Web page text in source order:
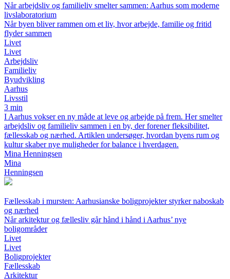
Når arbejdsliv og familieliv smelter sammen: Aarhus som moderne
livslaboratorium
Når byen bliver rammen om et liv, hvor arbejde, familie og fritid
flyder sammen
Livet
Livet
Arbejdsliv
Familieliv
Byudvikling
Aarhus
Livsstil
3 min
I Aarhus vokser en ny måde at leve og arbejde på frem. Her smelter
arbejdsliv og familieliv sammen i en by, der forener fleksibilitet,
fællesskab og nærhed. Artiklen undersøger, hvordan byens rum og
kultur skaber nye muligheder for balance i hverdagen.
Mina Henningsen
Mina
Henningsen
Fællesskab i mursten: Aarhusianske boligprojekter styrker naboskab
og nærhed
Når arkitektur og fællesliv går hånd i hånd i Aarhus’ nye
boligområder
Livet
Livet
Boligprojekter
Fællesskab
Arkitektur